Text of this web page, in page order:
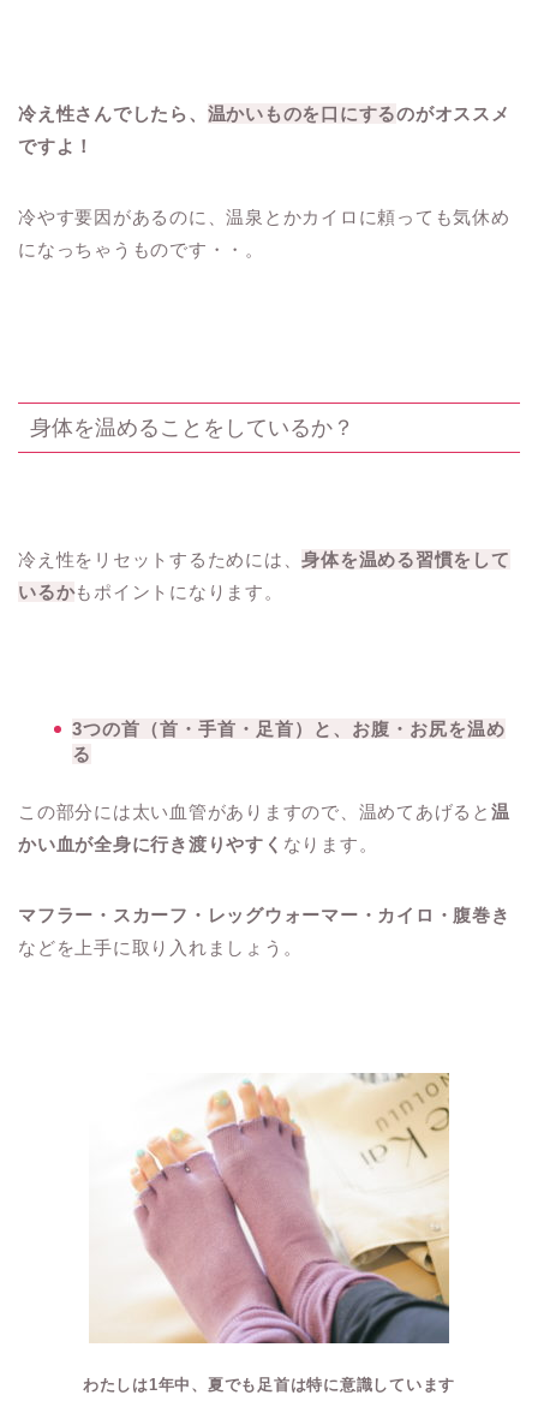
冷え性さんでしたら、 温かいものを口にするのがオススメ
ですよ！
冷やす要因があるのに、温泉とかカイロに頼っても気休め
になっちゃうものです・・。
身体を温めることをしているか？
冷え性をリセットするためには、身体を温める習慣をして
いるかもポイントになります。
3つの首（首・手首・足首）と、お腹・お尻を温め
る
この部分には太い血管がありますので、温めてあげると 温
かい血が全身に行き渡りやすく なります。
マフラー・スカーフ・レッグウォーマー・カイロ・腹巻き
などを上手に取り入れましょう。
わたしは1年中、夏でも足首は特に意識しています